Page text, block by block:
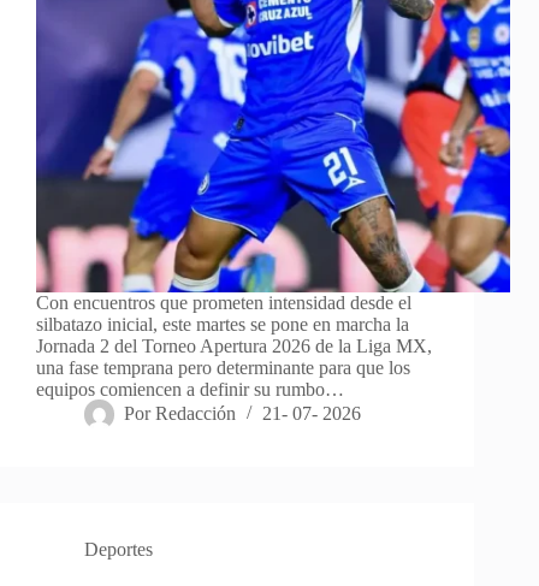
Con encuentros que prometen intensidad desde el
silbatazo inicial, este martes se pone en marcha la
Jornada 2 del Torneo Apertura 2026 de la Liga MX,
una fase temprana pero determinante para que los
equipos comiencen a definir su rumbo…
Por Redacción 21- 07- 2026
Deportes